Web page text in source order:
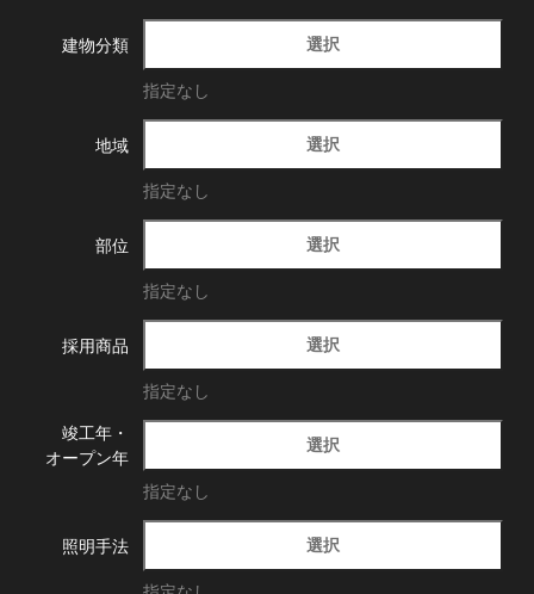
建物分類 選択
指定なし
地域 選択
指定なし
部位 選択
指定なし
採用商品 選択
指定なし
竣工年・
オープン年
選択
指定なし
照明手法 選択